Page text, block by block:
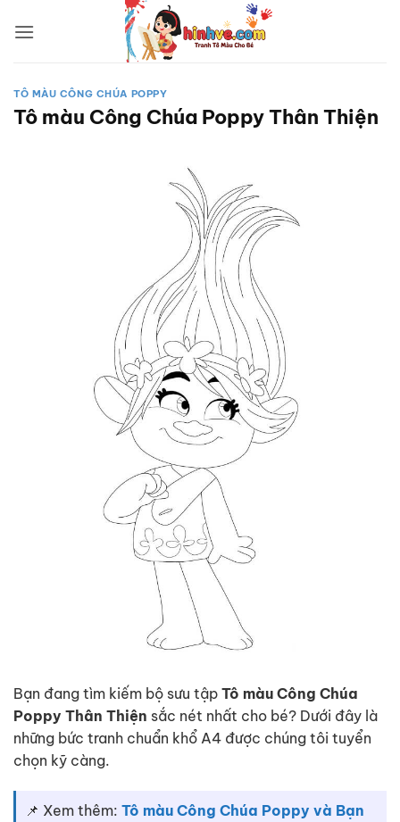
qua
TÔ MÀU CÔNG CHÚA POPPY
Tô màu Công Chúa Poppy Thân Thiện
Bạn đang tìm kiếm bộ sưu tập Tô màu Công Chúa
Poppy Thân Thiện sắc nét nhất cho bé? Dưới đây là
những bức tranh chuẩn khổ A4 được chúng tôi tuyển
chọn kỹ càng.
📌 Xem thêm: Tô màu Công Chúa Poppy và Bạn